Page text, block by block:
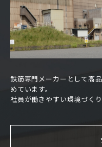
鉄筋専門メーカーとして高
めています。
社員が働きやすい環境づく